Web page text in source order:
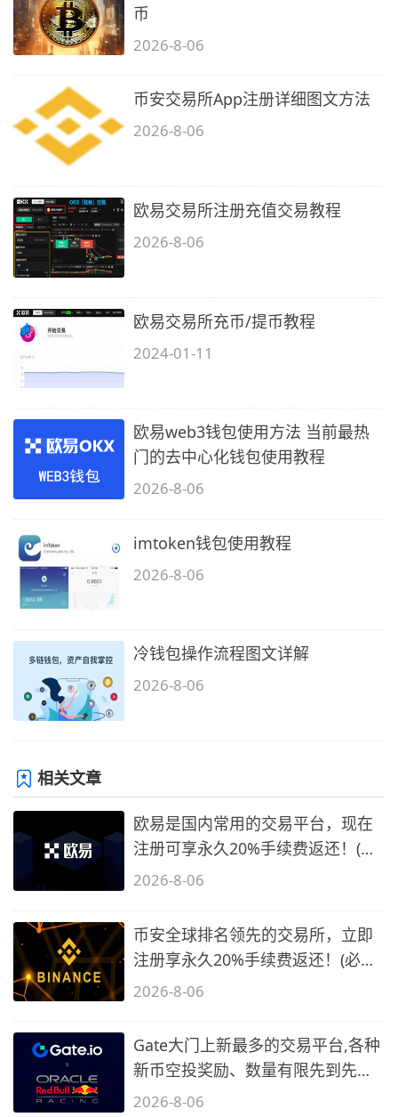
币
2026-8-06
币安交易所App注册详细图文方法
2026-8-06
欧易交易所注册充值交易教程
2026-8-06
欧易交易所充币/提币教程
2024-01-11
欧易web3钱包使用方法 当前最热
门的去中心化钱包使用教程
2026-8-06
imtoken钱包使用教程
2026-8-06
冷钱包操作流程图文详解
2026-8-06
相关文章
欧易是国内常用的交易平台，现在
注册可享永久20%手续费返还！(必
备1)
2026-8-06
币安全球排名领先的交易所，立即
注册享永久20%手续费返还！(必备
2)
2026-8-06
Gate大门上新最多的交易平台,各种
新币空投奖励、数量有限先到先
得…
2026-8-06